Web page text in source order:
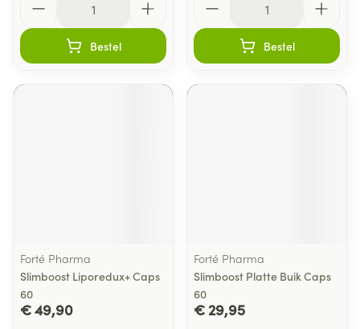
Bestel Bestel
Forté Pharma
Slimboost Liporedux+ Caps
60
€ 49,90
Forté Pharma
Slimboost Platte Buik Caps
60
€ 29,95